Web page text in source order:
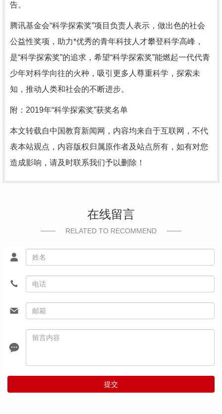
告。
腾讯基金会“科学探索奖”项目负责人表示，做出色的社会
公益性奖项，助力*优秀的青年科技人才攀登科学高峰，
是“科学探索奖”的追求，希望“科学探索奖”能燃起一代代青
少年对科学向往的火种，吸引更多人尊重科学，探索未
知，推动人类和社会的不断进步。
附：2019年“科学探索奖”获奖名单
本文转载自中国教育新闻网，内容均来自于互联网，不代
表本站观点，内容版权归属原作者及站点所有，如有对您
造成影响，请及时联系我们予以删除！
在线留言
RELATED TO RECOMMEND
提交